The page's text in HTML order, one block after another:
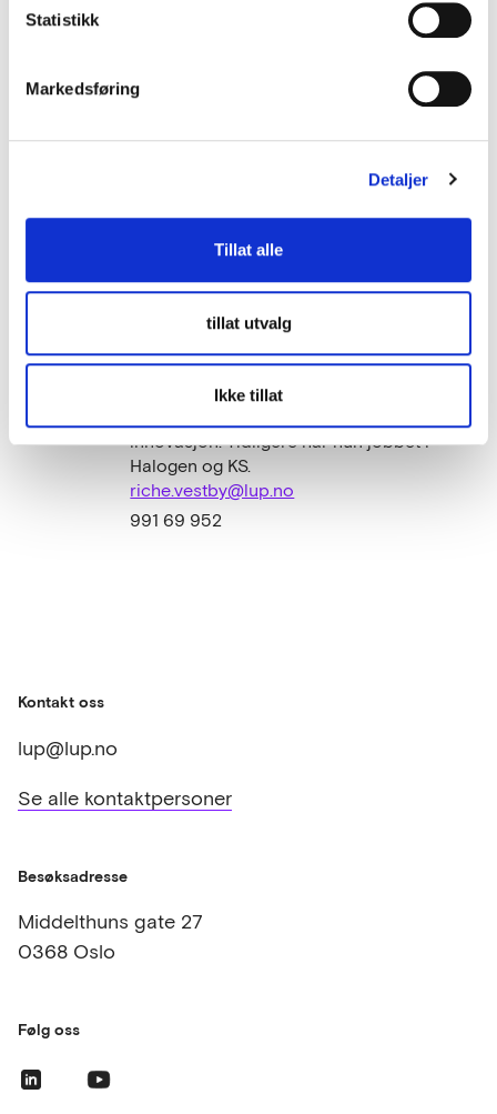
Statistikk
Markedsføring
Detaljer
Tillat alle
tillat utvalg
Ikke tillat
920 81 670
Ingebjørg er utdannet jurist og er advokat.
næringspolitisk direktør i NHO, sjef for
NHOs Brusselkontor og har lang erfaring i
å jobbe med offentlig-privat samarbeid.
924 47 160
Riche Vestby, innovasjonspådriver og
Riche er utdannet sosialantropolog, med
fordypning i innovasjonsledelse,
innovasjon. Tidligere har hun jobbet i
Halogen og KS.
riche.vestby@lup.no
991 69 952
Kontakt oss
lup@lup.no
Se alle kontaktpersoner
Besøksadresse
Middelthuns gate 27
0368 Oslo
Følg oss